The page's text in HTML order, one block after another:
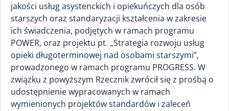
jakości usług asystenckich i opiekuńczych dla osób
starszych oraz standaryzacji kształcenia w zakresie
ich świadczenia, podjętych w ramach programu
POWER, oraz projektu pt. „Strategia rozwoju usług
opieki długoterminowej nad osobami starszymi”,
prowadzonego w ramach programu PROGRESS. W
związku z powyższym Rzecznik zwrócił się z prośbą o
udostępnienie wypracowanych w ramach
wymienionych projektów standardów i zaleceń